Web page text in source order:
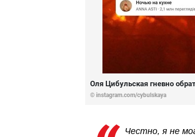
Оля Цибульская гневно
© instagram.com/cybulskaya
Честно, я не